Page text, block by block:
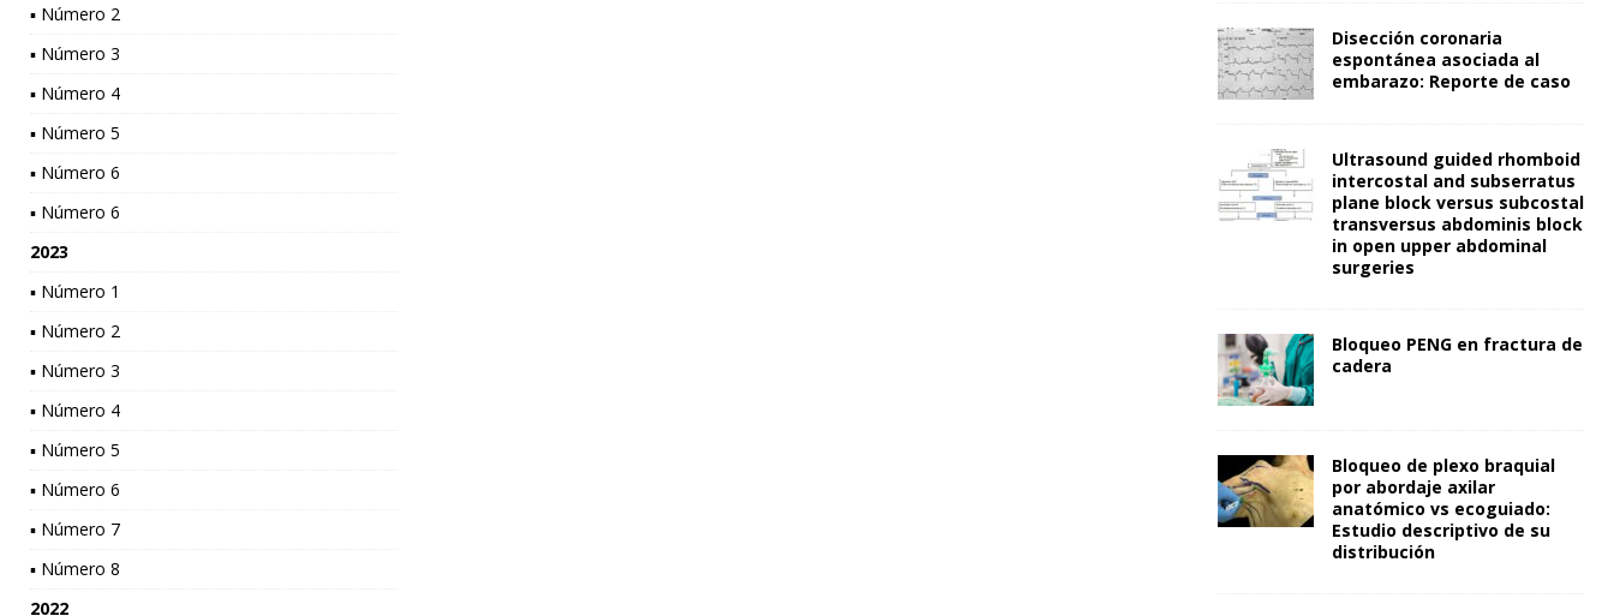
▪ Número 2
▪ Número 3
▪ Número 4
▪ Número 5
▪ Número 6
▪ Número 6
2023
▪ Número 1
▪ Número 2
▪ Número 3
▪ Número 4
▪ Número 5
▪ Número 6
▪ Número 7
▪ Número 8
2022
Disección coronaria
espontánea asociada al
embarazo: Reporte de caso
Ultrasound guided rhomboid
intercostal and subserratus
plane block versus subcostal
transversus abdominis block
in open upper abdominal
surgeries
Bloqueo PENG en fractura de
cadera
Bloqueo de plexo braquial
por abordaje axilar
anatómico vs ecoguiado:
Estudio descriptivo de su
distribución